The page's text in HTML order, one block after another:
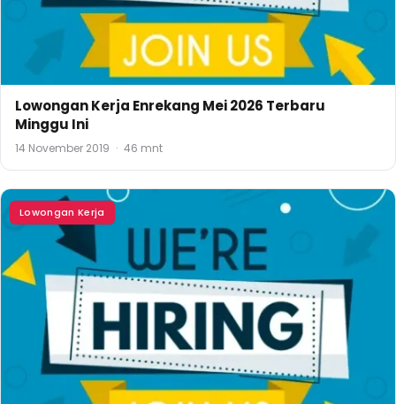
Lowongan Kerja Enrekang Mei 2026 Terbaru
Minggu Ini
14 November 2019 · 46 mnt
Lowongan Kerja